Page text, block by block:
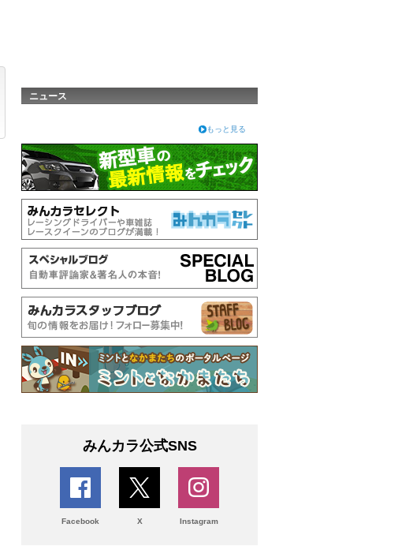
ニュース
もっと見る
みんカラ公式SNS
Facebook X Instagram